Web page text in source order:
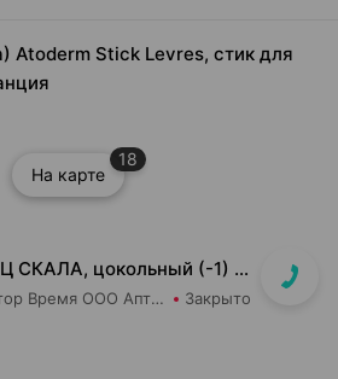
Atoderm Stick Levres, стик для
На карте
18
ул. П. Глебки, д. 5 (ТЦ СКАЛА, цокольный (-1) этаж)
Планета Здоровья Доктор Время ООО Аптека №50 Закрыто